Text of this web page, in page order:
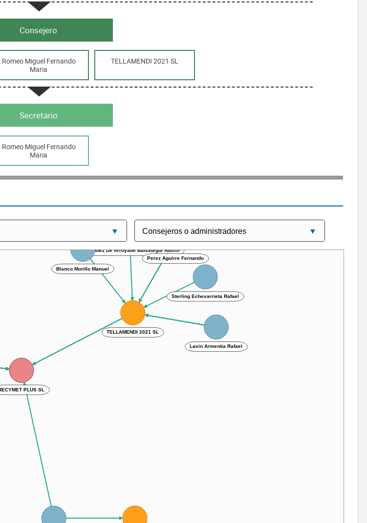
Consejero
Romeo Miguel Fernando
Maria
TELLAMENDI 2021 SL
Secretario
Romeo Miguel Fernando
Maria
RECYMET PLUS SL
Fernandez De Arroyabe Balsategui Adolfo
Sterling Echevarrieta Rafael
Perez Aguirre Fernando
Blanco Morillo Manuel